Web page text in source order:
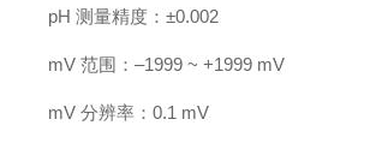
pH 测量精度：±0.002
mV 范围：–1999 ~ +1999 mV
mV 分辨率：0.1 mV